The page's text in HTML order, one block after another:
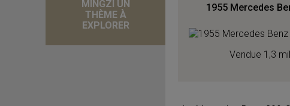
1955 Mercedes
Vendue 1,3
MINGZI UN
THÈME À
EXPLORER